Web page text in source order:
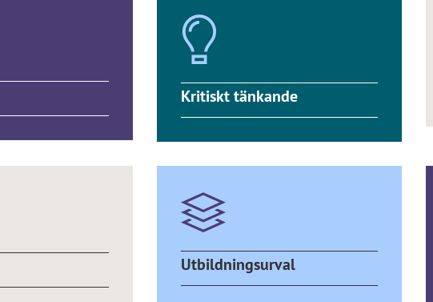
Kritiskt tänkande
Utbildningsurval